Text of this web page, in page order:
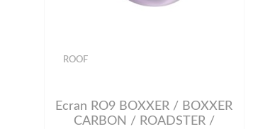
ROOF
Ecran RO9 BOXXER / BOXXER
CARBON / ROADSTER /